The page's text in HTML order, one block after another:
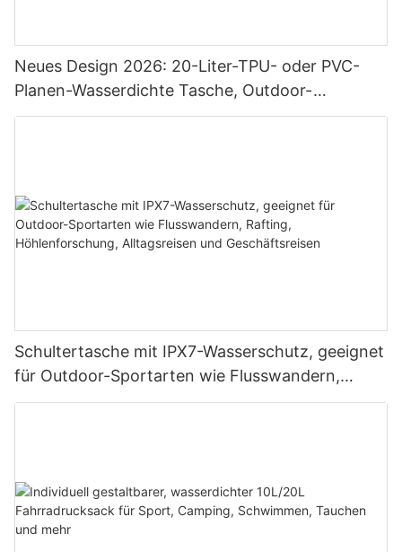
Neues Design 2026: 20-Liter-TPU- oder PVC-
Planen-Wasserdichte Tasche, Outdoor-
Trockentasche, Camping-Wasserdichter
Schultertasche mit IPX7-Wasserschutz, geeignet
für Outdoor-Sportarten wie Flusswandern,
Rafting, Höhlenforschung, Alltagsreisen und